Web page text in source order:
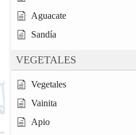
Aguacate
Sandía
VEGETALES
Vegetales
Vainita
Apio